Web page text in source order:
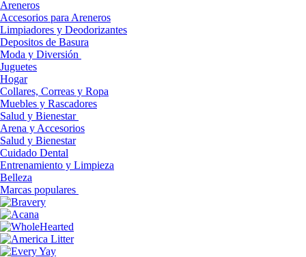
Areneros
Accesorios para Areneros
Limpiadores y Deodorizantes
Depositos de Basura
Moda y Diversión
Juguetes
Hogar
Collares, Correas y Ropa
Muebles y Rascadores
Salud y Bienestar
Arena y Accesorios
Salud y Bienestar
Cuidado Dental
Entrenamiento y Limpieza
Belleza
Marcas populares